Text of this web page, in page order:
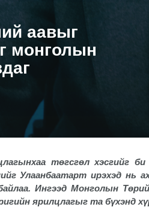
аавыг
монголын
төгсгөл хэсгийг би
Улаанбаатарт ирэхэд нь
Ингээд Монголын
ярилцлагыг та бүхэнд